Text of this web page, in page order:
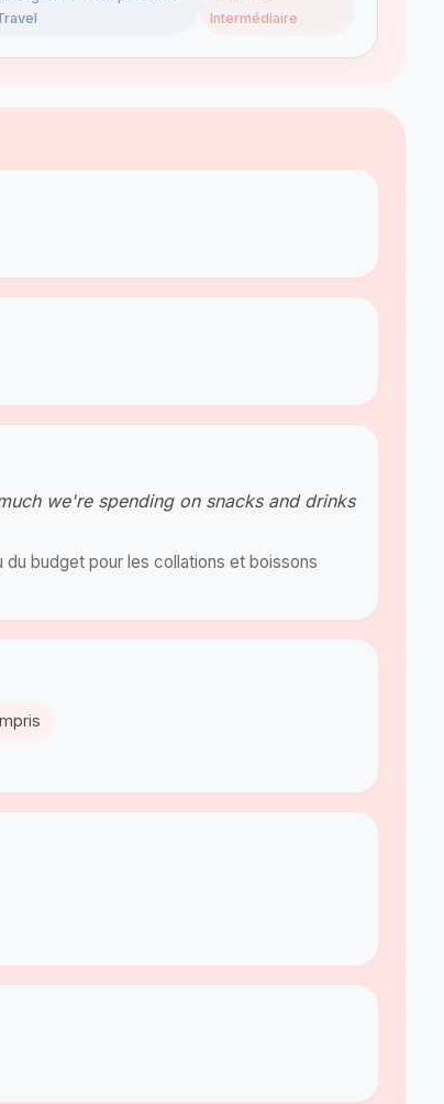
Intermédiaire
we're spending on snacks and drinks
budget pour les collations et boissons